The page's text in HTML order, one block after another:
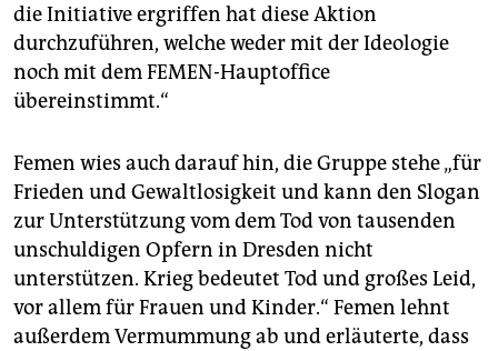
die Initiative ergriffen hat diese Aktion
durchzuführen, welche weder mit der Ideologie
noch mit dem FEMEN-Hauptoffice
übereinstimmt.“
Femen wies auch darauf hin, die Gruppe stehe „für
Frieden und Gewaltlosigkeit und kann den Slogan
zur Unterstützung vom dem Tod von tausenden
unschuldigen Opfern in Dresden nicht
unterstützen. Krieg bedeutet Tod und großes Leid,
vor allem für Frauen und Kinder.“ Femen lehnt
außerdem Vermummung ab und erläuterte, dass